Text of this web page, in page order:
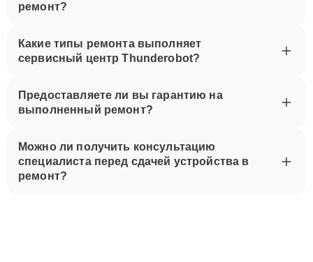
ремонт?
Какие типы ремонта выполняет
сервисный центр Thunderobot?
Предоставляете ли вы гарантию на
выполненный ремонт?
Можно ли получить консультацию
специалиста перед сдачей устройства в
ремонт?